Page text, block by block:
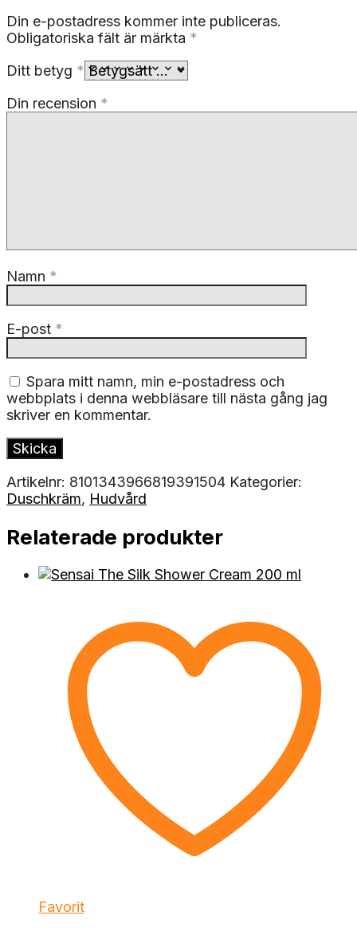
Din e-postadress kommer inte publiceras.
Obligatoriska fält är märkta *
Ditt betyg *
Din recension *
Namn *
E-post *
Spara mitt namn, min e-postadress och
webbplats i denna webbläsare till nästa gång jag
skriver en kommentar.
Artikelnr: 8101343966819391504 Kategorier:
Duschkräm, Hudvård
Relaterade produkter
Favorit